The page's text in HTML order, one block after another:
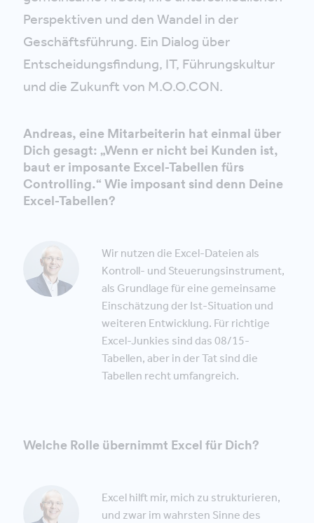
Perspektiven und den Wandel in der
Geschäftsführung. Ein Dialog über
Entscheidungsfindung, IT, Führungskultur
und die Zukunft von M.O.O.CON.
Andreas, eine Mitarbeiterin hat einmal über
Dich gesagt: „Wenn er nicht bei Kunden ist,
baut er imposante Excel-Tabellen fürs
Controlling.“ Wie imposant sind denn Deine
Excel-Tabellen?
Wir nutzen die Excel-Dateien als
Kontroll- und Steuerungsinstrument,
als Grundlage für eine gemeinsame
Einschätzung der Ist-Situation und
weiteren Entwicklung. Für richtige
Excel-Junkies sind das 08/15-
Tabellen, aber in der Tat sind die
Tabellen recht umfangreich.
Welche Rolle übernimmt Excel für Dich?
Excel hilft mir, mich zu strukturieren,
und zwar im wahrsten Sinne des